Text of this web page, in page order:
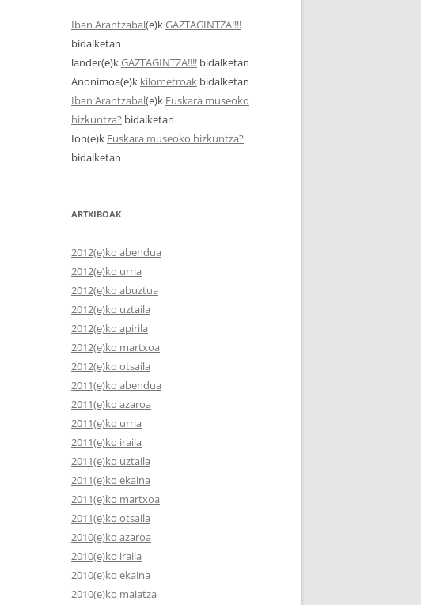
Iban Arantzabal(e)kGAZTAGINTZA!!!!
bidalketan
lander(e)kGAZTAGINTZA!!!! bidalketan
Anonimoa(e)k kilometroak bidalketan
Iban Arantzabal(e)k Euskara museoko
hizkuntza? bidalketan
Ion(e)k Euskara museoko hizkuntza?
bidalketan
ARTXIBOAK
2012(e)ko abendua
2012(e)ko urria
2012(e)ko abuztua
2012(e)ko uztaila
2012(e)ko apirila
2012(e)ko martxoa
2012(e)ko otsaila
2011(e)ko abendua
2011(e)ko azaroa
2011(e)ko urria
2011(e)ko iraila
2011(e)ko uztaila
2011(e)ko ekaina
2011(e)ko martxoa
2011(e)ko otsaila
2010(e)ko azaroa
2010(e)ko iraila
2010(e)ko ekaina
2010(e)ko maiatza